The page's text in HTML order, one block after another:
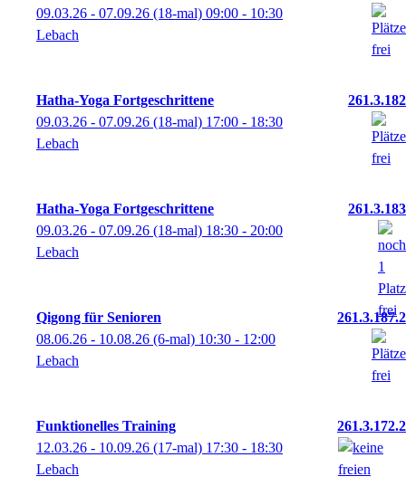
Funktionelles Training
261.3.172.2
12.03.26 - 10.09.26 (17-mal) 17:30 - 18:30
Lebach
09.03.26 - 07.09.26 (18-mal) 09:00 - 10:30
Lebach
Hatha-Yoga Fortgeschrittene
261.3.182
09.03.26 - 07.09.26 (18-mal) 17:00 - 18:30
Lebach
Hatha-Yoga Fortgeschrittene
261.3.183
09.03.26 - 07.09.26 (18-mal) 18:30 - 20:00
Lebach
Qigong für Senioren
261.3.187.2
08.06.26 - 10.08.26 (6-mal) 10:30 - 12:00
Lebach